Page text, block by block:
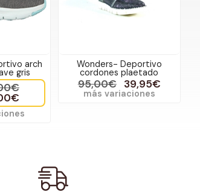
arch
gris
Wonders- Deportivo
cordones plaetado
95,00€ 39,95€
más variaciones